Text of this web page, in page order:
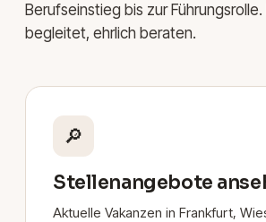
Berufseinstieg bis zur
begleitet, ehrlich beraten.
🔎
Stellenangebote
Aktuelle Vakanzen in Frankfurt,